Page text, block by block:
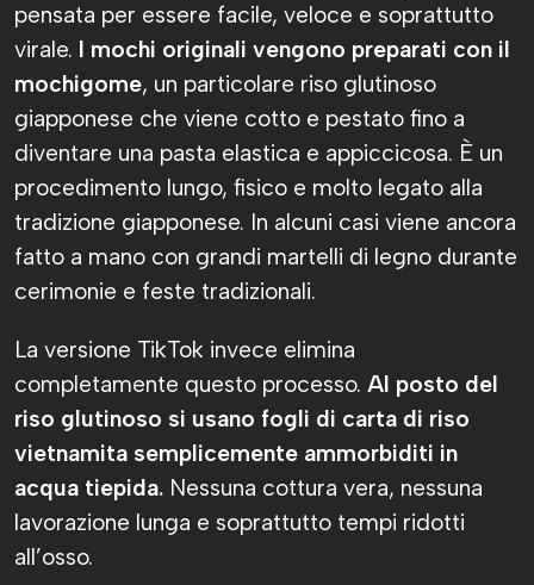
pensata per essere facile, veloce e soprattutto
virale. I mochi originali vengono preparati con il
mochigome, un particolare riso glutinoso
giapponese che viene cotto e pestato fino a
diventare una pasta elastica e appiccicosa. È un
procedimento lungo, fisico e molto legato alla
tradizione giapponese. In alcuni casi viene ancora
fatto a mano con grandi martelli di legno durante
cerimonie e feste tradizionali.
La versione TikTok invece elimina
completamente questo processo. Al posto del
riso glutinoso si usano fogli di carta di riso
vietnamita semplicemente ammorbiditi in
acqua tiepida. Nessuna cottura vera, nessuna
lavorazione lunga e soprattutto tempi ridotti
all’osso.